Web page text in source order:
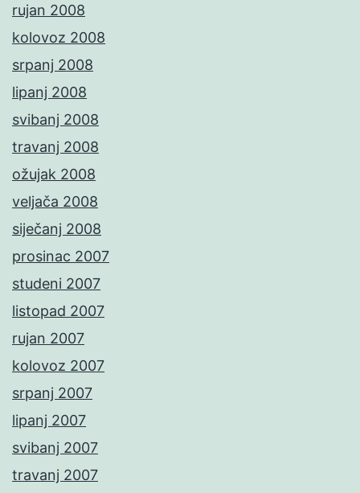
rujan 2008
kolovoz 2008
srpanj 2008
lipanj 2008
svibanj 2008
travanj 2008
ožujak 2008
veljača 2008
siječanj 2008
prosinac 2007
studeni 2007
listopad 2007
rujan 2007
kolovoz 2007
srpanj 2007
lipanj 2007
svibanj 2007
travanj 2007